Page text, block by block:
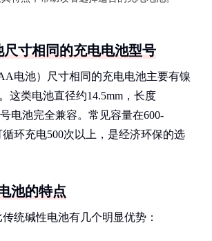
尺寸相同的充电电池型号
电池）尺寸相同的充电电池主要有镍
这类电池直径约14.5mm，长度
电池完全兼容。常见容量在600-
循环充电500次以上，是经济环保的选
池的特点
统碱性电池有几个明显优势：